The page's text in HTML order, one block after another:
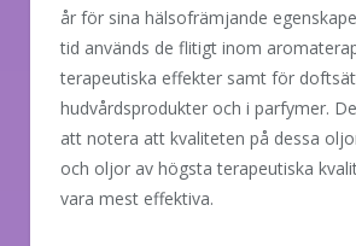
år för sina hälsofrämjande
tid används de flitigt inom
terapeutiska effekter samt för
hudvårdsprodukter och i parfymer.
att notera att kvaliteten på dessa
och oljor av högsta terapeutiska
vara mest effektiva.